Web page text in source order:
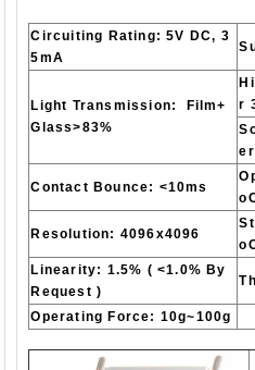
Circuiting Rating: 5V DC, 3
5mA
Light Transmission: Film+
Glass>83%
r
Contact Bounce: <10ms
Resolution: 4096x4096
Linearity: 1.5% ( <1.0% By
Request )
Operating Force: 10g~100g